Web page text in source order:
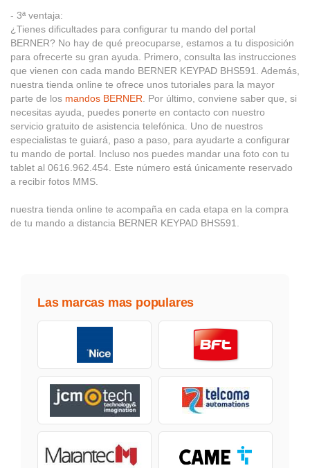
- 3ª ventaja:
¿Tienes dificultades para configurar tu mando del portal
BERNER? No hay de qué preocuparse, estamos a tu disposición
para ofrecerte su gran ayuda. Primero, consulta las instrucciones
que vienen con cada mando BERNER KEYPAD BHS591. Además,
nuestra tienda online te ofrece unos tutoriales para la mayor
parte de los mandos BERNER. Por último, conviene saber que, si
necesitas ayuda, puedes ponerte en contacto con nuestro
servicio gratuito de asistencia telefónica. Uno de nuestros
especialistas te guiará, paso a paso, para ayudarte a configurar
tu mando de portal. Incluso nos puedes mandar una foto con tu
tablet al 0616.962.454. Este número está únicamente reservado
a recibir fotos MMS.
nuestra tienda online te acompaña en cada etapa en la compra
de tu mando a distancia BERNER KEYPAD BHS591.
Las marcas mas populares